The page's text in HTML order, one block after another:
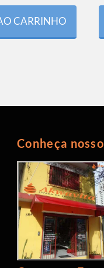
CARRINHO
Conheça